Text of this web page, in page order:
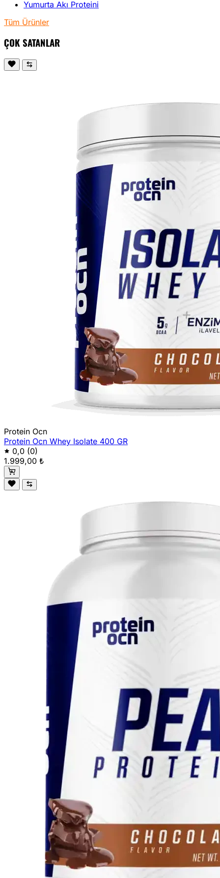
Yumurta Akı Proteini
Tüm Ürünler
ÇOK SATANLAR
Protein Ocn
Protein Ocn Whey Isolate 400 GR
0,0 (0)
1.999,00 ₺